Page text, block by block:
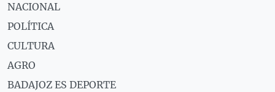
NACIONAL
POLÍTICA
CULTURA
AGRO
BADAJOZ ES DEPORTE